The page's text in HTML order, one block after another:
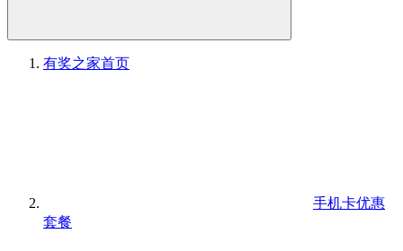
有奖之家首页
手机卡优惠
套餐